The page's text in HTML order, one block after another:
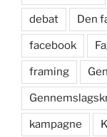
debat Den
facebook
framing
kampagne